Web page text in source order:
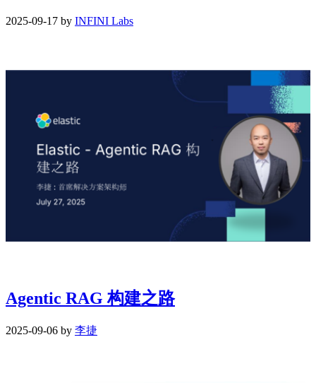
2025-09-17 by INFINI Labs
Agentic RAG 构建之路
2025-09-06 by 李捷